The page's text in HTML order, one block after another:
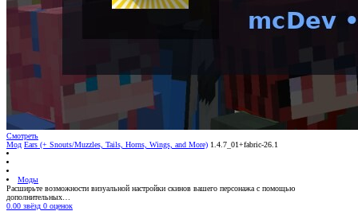
Смотреть
Мод Ears (+ Snouts/Muzzles, Tails, Horns, Wings, and More) 1.4.7_01+fabric-26.1
Моды
Расширьте возможности визуальной настройки скинов вашего персонажа с помощью
дополнительных…
0.00 звёзд 0 оценок